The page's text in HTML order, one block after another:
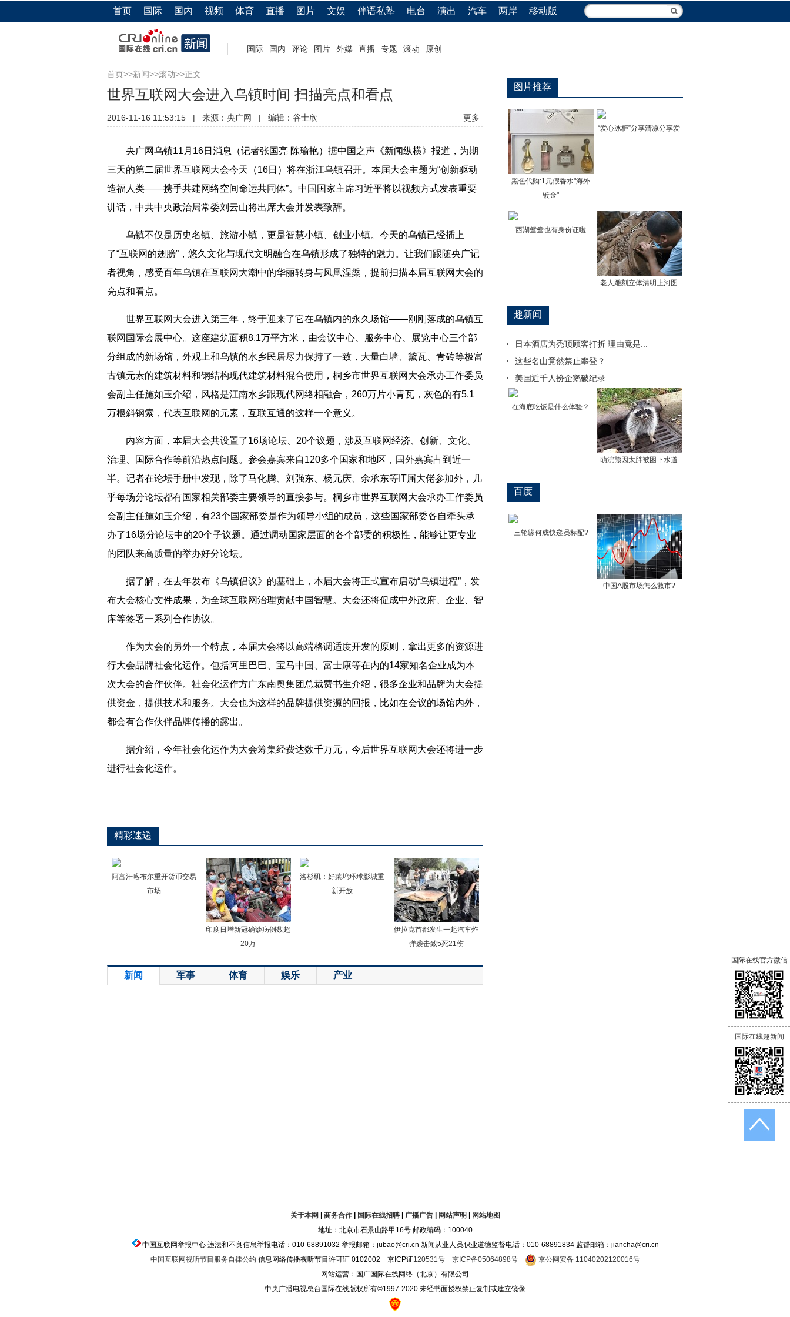
首页 国际 国内 视频 体育 直播 图片 文娱 伴语私塾 电台 演出 汽车 两岸 移动版
国际 国内 评论 图片 外媒 直播 专题 滚动 原创
首页>>新闻>>滚动>>正文
世界互联网大会进入乌镇时间 扫描亮点和看点
2016-11-16 11:53:15 | 来源：央广网 | 编辑：谷士欣 更多
央广网乌镇11月16日消息（记者张国亮 陈瑜艳）据中国之声《新闻纵横》报道，为期
三天的第二届世界互联网大会今天（16日）将在浙江乌镇召开。本届大会主题为“创新驱动
造福人类——携手共建网络空间命运共同体”。中国国家主席习近平将以视频方式发表重要
讲话，中共中央政治局常委刘云山将出席大会并发表致辞。
乌镇不仅是历史名镇、旅游小镇，更是智慧小镇、创业小镇。今天的乌镇已经插上
了“互联网的翅膀”，悠久文化与现代文明融合在乌镇形成了独特的魅力。让我们跟随央广记
者视角，感受百年乌镇在互联网大潮中的华丽转身与凤凰涅槃，提前扫描本届互联网大会的
亮点和看点。
世界互联网大会进入第三年，终于迎来了它在乌镇内的永久场馆——刚刚落成的乌镇互
联网国际会展中心。这座建筑面积8.1万平方米，由会议中心、服务中心、展览中心三个部
分组成的新场馆，外观上和乌镇的水乡民居尽力保持了一致，大量白墙、黛瓦、青砖等极富
古镇元素的建筑材料和钢结构现代建筑材料混合使用，桐乡市世界互联网大会承办工作委员
会副主任施如玉介绍，风格是江南水乡跟现代网络相融合，260万片小青瓦，灰色的有5.1
万根斜钢索，代表互联网的元素，互联互通的这样一个意义。
内容方面，本届大会共设置了16场论坛、20个议题，涉及互联网经济、创新、文化、
治理、国际合作等前沿热点问题。参会嘉宾来自120多个国家和地区，国外嘉宾占到近一
半。记者在论坛手册中发现，除了马化腾、刘强东、杨元庆、余承东等IT届大佬参加外，几
乎每场分论坛都有国家相关部委主要领导的直接参与。桐乡市世界互联网大会承办工作委员
会副主任施如玉介绍，有23个国家部委是作为领导小组的成员，这些国家部委各自牵头承
办了16场分论坛中的20个子议题。通过调动国家层面的各个部委的积极性，能够让更专业
的团队来高质量的举办好分论坛。
据了解，在去年发布《乌镇倡议》的基础上，本届大会将正式宣布启动“乌镇进程”，发
布大会核心文件成果，为全球互联网治理贡献中国智慧。大会还将促成中外政府、企业、智
库等签署一系列合作协议。
作为大会的另外一个特点，本届大会将以高端格调适度开发的原则，拿出更多的资源进
行大会品牌社会化运作。包括阿里巴巴、宝马中国、富士康等在内的14家知名企业成为本
次大会的合作伙伴。社会化运作方广东南奥集团总裁费书生介绍，很多企业和品牌为大会提
供资金，提供技术和服务。大会也为这样的品牌提供资源的回报，比如在会议的场馆内外，
都会有合作伙伴品牌传播的露出。
据介绍，今年社会化运作为大会筹集经费达数千万元，今后世界互联网大会还将进一步
进行社会化运作。
精彩速递
阿富汗喀布尔重开货币交易
市场
印度日增新冠确诊病例数超
20万
洛杉矶：好莱坞环球影城重
新开放
伊拉克首都发生一起汽车炸
弹袭击致5死21伤
新闻 军事 体育 娱乐 产业
图片推荐
黑色代购:1元假香水"海外
镀金"
“爱心冰柜”分享清凉分享爱
西湖鸳鸯也有身份证啦
老人雕刻立体清明上河图
趣新闻
日本酒店为秃顶顾客打折 理由竟是...
这些名山竟然禁止攀登？
美国近千人扮企鹅破纪录
在海底吃饭是什么体验？
萌浣熊因太胖被困下水道
百度
三轮缘何成快递员标配?
中国A股市场怎么救市?
关于本网 商务合作| 国际在线招聘| 广播广告| 网站声明
网站地图
地址：北京市石景山路甲16号 邮政编码：100040
中国互联网举报中心 违法和不良信息举报电话：010-68891032 举报邮箱：jubao@cri.cn 新闻从业人员职业道德监督电话：010-68891834 监督邮箱：jiancha@cri.cn
中国互联网视听节目服务自律公约 信息网络传播视听节目许可证 0102002 京ICP证120531号 京ICP备05064898号
京公网安备 11040202120016号
网站运营：国广国际在线网络（北京）有限公司
中央广播电视总台国际在线版权所有©1997-2020 未经书面授权禁止复制或建立镜像
国际在线官方微信
国际在线趣新闻